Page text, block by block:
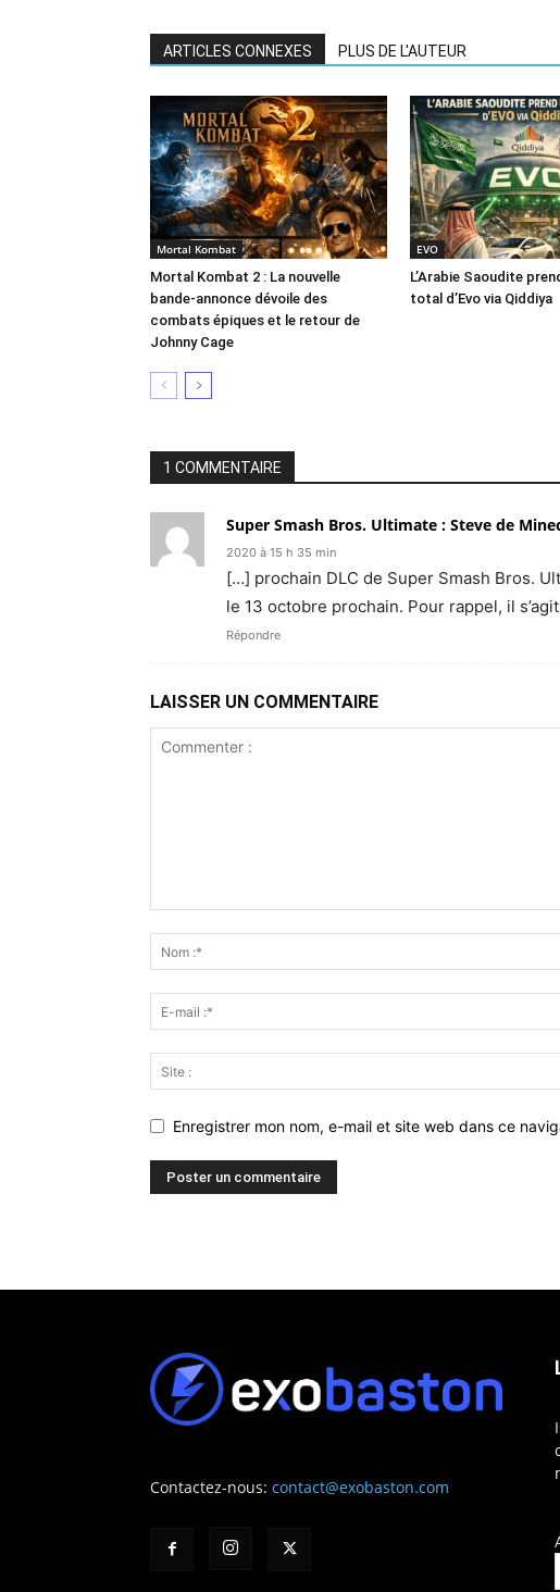
ARTICLES CONNEXES PLUS DE L'AUTEUR
Mortal Kombat
Mortal Kombat 2 : La nouvelle
bande-annonce dévoile des
combats épiques et le retour de
Johnny Cage
EVO
L’Arabie Saoudite
total d’Evo via Qiddiya
1 COMMENTAIRE
Super Smash Bros. Ultimate : Steve de
2020 à 15 h 35 min
[…] prochain DLC de Super Smash Bros.
le 13 octobre prochain. Pour rappel, il
Répondre
LAISSER UN COMMENTAIRE
Enregistrer mon nom, e-mail et site web dans ce
Contactez-nous: contact@exobaston.com